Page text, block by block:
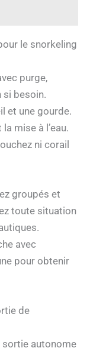
le snorkeling
purge,
besoin.
et une gourde.
mise à l’eau.
ni corail
groupés et
toute situation
avec
pour obtenir
de
sortie autonome